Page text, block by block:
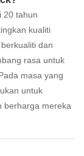
20 tahun
kualiti
dan
rasa untuk
masa yang
untuk
berharga mereka